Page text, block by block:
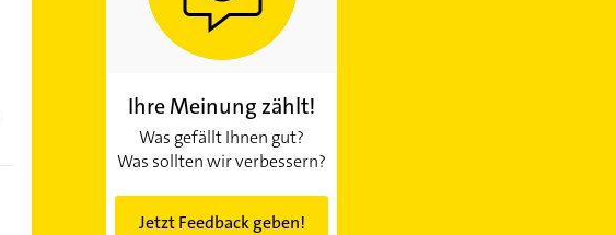
Ihre Meinung zählt!
Was gefällt Ihnen gut?
Was sollten wir verbessern?
Jetzt Feedback geben!